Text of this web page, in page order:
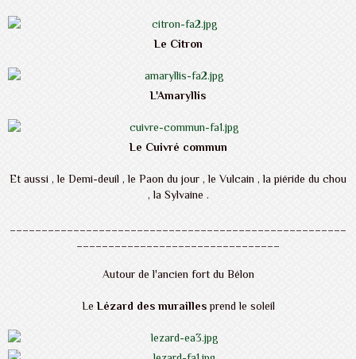
Le Citron
L'Amaryllis
Le Cuivré commun
Et aussi , le Demi-deuil , le Paon du jour , le Vulcain , la piéride du chou
, la Sylvaine .
_____________________________________________________
________________________________
Autour de l'ancien fort du Bélon
LeLézard des muraillesprend le soleil